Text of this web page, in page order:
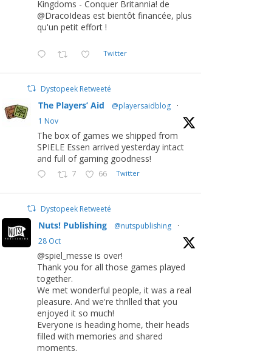
Kingdoms - Conquer Britannia! de
@DracoIdeas est bientôt financée, plus
qu'un petit effort !
Twitter
Dystopeek Retweeté
The Players’ Aid @playersaidblog
·
1 Nov
The box of games we shipped from
SPIELE Essen arrived yesterday intact
and full of gaming goodness!
7 66 Twitter
Dystopeek Retweeté
Nuts! Publishing @nutspublishing
·
28 Oct
@spiel_messe is over!
Thank you for all those games played
together.
We met wonderful people, it was a real
pleasure. And we're thrilled that you
enjoyed it so much!
Everyone is heading home, their heads
filled with memories and shared
moments.